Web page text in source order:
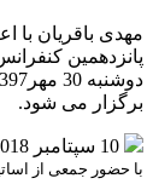
مهدی باقریان با
پانزدهمین
برگزار می شود.
10 سپتامبر 2018
با حضور جمعی از